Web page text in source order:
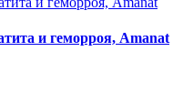
и геморроя, Amanat